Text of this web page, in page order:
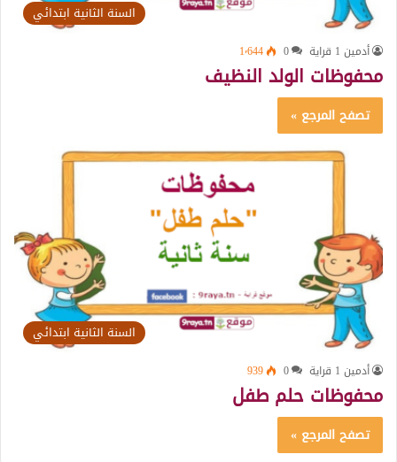
السنة الثانية ابتدائي
أدمين 1 قراية 0 1٬644
محفوظات الولد النظيف
تصفح المرجع »
السنة الثانية ابتدائي
أدمين 1 قراية 0
939
محفوظات حلم طفل
تصفح المرجع »